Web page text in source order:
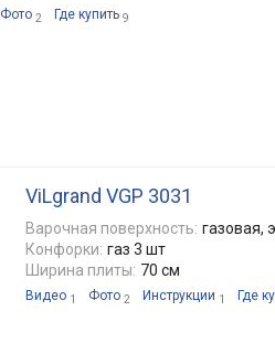
Фото 2 Где купить 9
ViLgrand VGP 3031
Варочная поверхность: газовая,
Конфорки: газ 3 шт
Ширина плиты: 70 см
Видео 1 Фото 2 Инструкции 1 Где